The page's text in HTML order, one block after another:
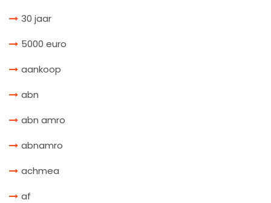
30 jaar
5000 euro
aankoop
abn
abn amro
abnamro
achmea
af